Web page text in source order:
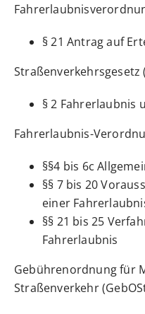
§ 21 Antrag auf
Straßenverkehrsgesetz
§ 2 Fahrerlaubnis
Fahrerlaubnis-
§§4 bis 6c
§§ 7 bis 20
einer
§§ 21 bis 25
Fahrerlaubnis
Gebührenordnung für
Straßenverkehr